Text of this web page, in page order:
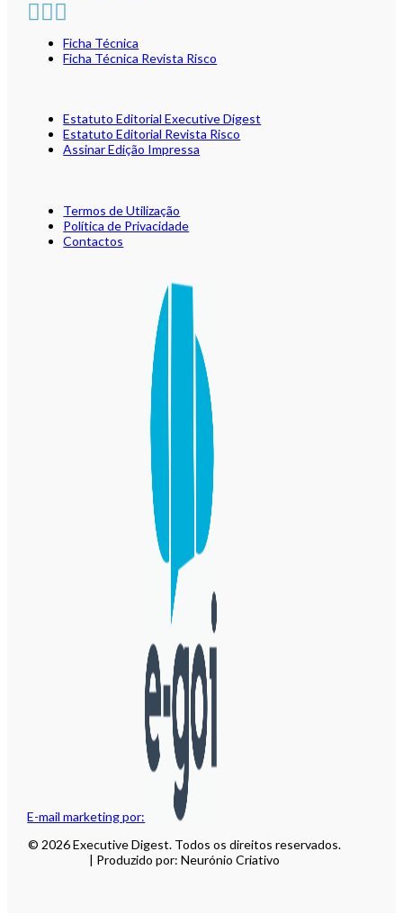
E-mail marketing por:
Ficha Técnica
Ficha Técnica Revista Risco
Estatuto Editorial Executive Digest
Estatuto Editorial Revista Risco
Assinar Edição Impressa
Termos de Utilização
Política de Privacidade
Contactos
© 2026 Executive Digest. Todos os direitos reservados.
| Produzido por: Neurónio Criativo